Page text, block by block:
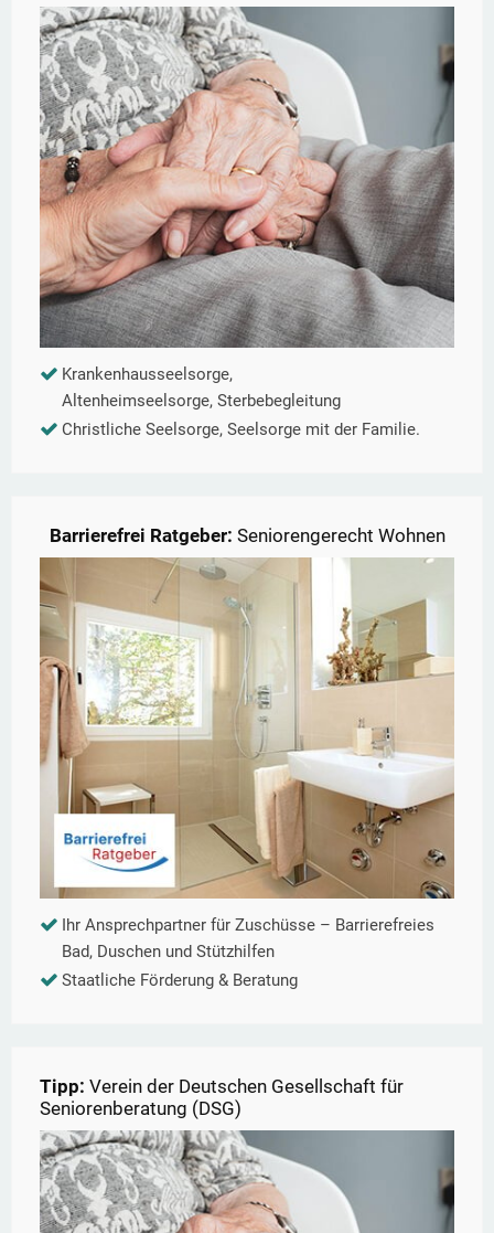
Krankenhausseelsorge,
Altenheimseelsorge, Sterbebegleitung
Christliche Seelsorge, Seelsorge mit der Familie.
Barrierefrei Ratgeber: Seniorengerecht Wohnen
Ihr Ansprechpartner für Zuschüsse – Barrierefreies
Bad, Duschen und Stützhilfen
Staatliche Förderung & Beratung
Tipp: Verein der Deutschen Gesellschaft für
Seniorenberatung (DSG)